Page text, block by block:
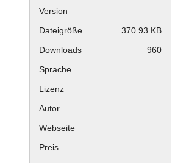
Version
Dateigröße
370.93 KB
Downloads
960
Sprache
Lizenz
Autor
Webseite
Preis